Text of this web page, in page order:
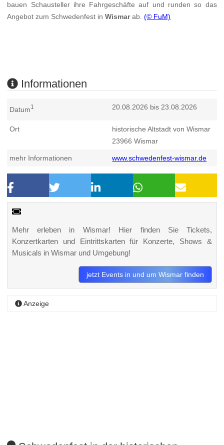
bauen Schausteller ihre Fahrgeschäfte auf und runden so das
Angebot zum Schwedenfest inWismarab.(© FuM)
Informationen
Datum1 20.08.2026 bis 23.08.2026
Ort
historische Altstadt von Wismar
23966 Wismar
mehr Informationen www.schwedenfest-wismar.de
Mehr erleben in Wismar! Hier finden Sie Tickets,
Konzertkarten und Eintrittskarten für Konzerte, Shows &
Musicals in Wismar und Umgebung!
jetzt Events in und um Wismar finden
Anzeige